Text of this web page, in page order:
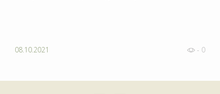
08.10.2021 - 0